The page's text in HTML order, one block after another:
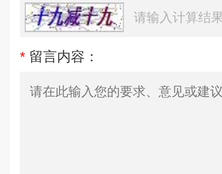
* 留言内容：